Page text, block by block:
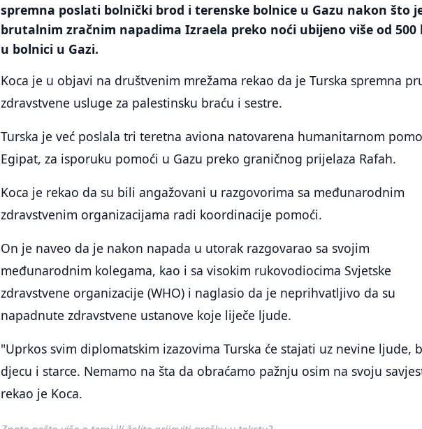
spremna poslati bolnički brod i terenske bolnice u Gazu nakon što
brutalnim zračnim napadima Izraela preko noći ubijeno više od 500
u bolnici u Gazi.
Koca je u objavi na društvenim mrežama rekao da je Turska spremna
zdravstvene usluge za palestinsku braću i sestre.
Turska je već poslala tri teretna aviona natovarena humanitarnom
Egipat, za isporuku pomoći u Gazu preko graničnog prijelaza Rafah.
Koca je rekao da su bili angažovani u razgovorima sa međunarodnim
zdravstvenim organizacijama radi koordinacije pomoći.
On je naveo da je nakon napada u utorak razgovarao sa svojim
međunarodnim kolegama, kao i sa visokim rukovodiocima Svjetske
zdravstvene organizacije (WHO) i naglasio da je neprihvatljivo da su
napadnute zdravstvene ustanove koje liječe ljude.
"Uprkos svim diplomatskim izazovima Turska će stajati uz nevine ljude,
djecu i starce. Nemamo na šta da obraćamo pažnju osim na svoju
rekao je Koca.